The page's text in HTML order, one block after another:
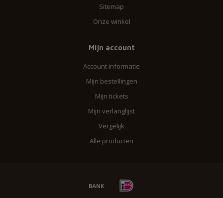
Sitemap
Onze winkel
Mijn account
Account informatie
Mijn bestellingen
Mijn tickets
Mijn verlanglijst
Vergelijk
Alle producten